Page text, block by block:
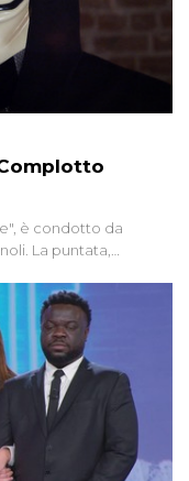
è condotto da
La puntata,
dei sospetti
anni hanno invaso
immaginario collettivo.